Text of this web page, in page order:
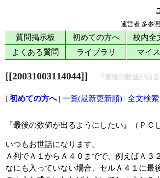
運営者 多参
質問掲示板 初めての方へ 校内全
よくある質問
ライブラリ マイ
[[20031003114044]] 『最後の数値が出
[初めての方へ|一覧(最新更新順) |全文検索
『最後の数値が出るようにしたい』（ＰＣ
いつもお世話になります。
Ａ列でＡ１からＡ４０までで、例えばＡ３
なにも入っていない場合、セルＡ４１に最